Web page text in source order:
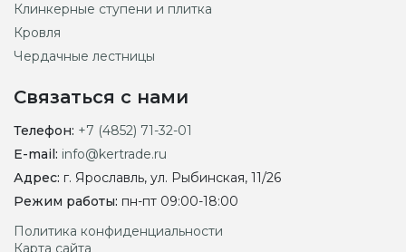
Клинкерные ступени и плитка
Кровля
Чердачные лестницы
Связаться с нами
Телефон: +7 (4852) 71-32-01
E-mail: info@kertrade.ru
Адрес: г. Ярославль, ул. Рыбинская, 11/26
Режим работы: пн-пт 09:00-18:00
Политика конфиденциальности